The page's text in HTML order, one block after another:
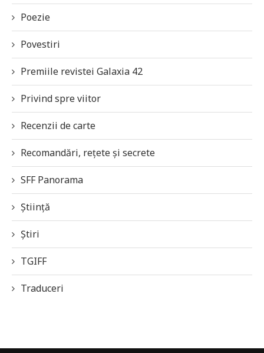
Poezie
Povestiri
Premiile revistei Galaxia 42
Privind spre viitor
Recenzii de carte
Recomandări, rețete și secrete
SFF Panorama
Știință
Știri
TGIFF
Traduceri